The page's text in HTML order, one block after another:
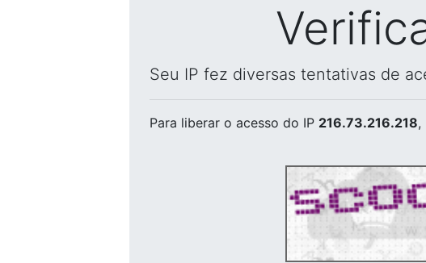
Seu IP fez diversas tentativas de
Para liberar o acesso do IP 216.73.216.218,